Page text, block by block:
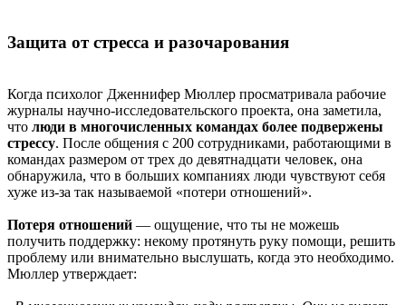
Защита от стресса и разочарования
Когда психолог Дженнифер Мюллер просматривала рабочие
журналы научно-исследовательского проекта, она заметила,
что люди в многочисленных командах более подвержены
стрессу. После общения с 200 сотрудниками, работающими в
командах размером от трех до девятнадцати человек, она
обнаружила, что в больших компаниях люди чувствуют себя
хуже из-за так называемой «потери отношений».
Потеря отношений — ощущение, что ты не можешь
получить поддержку: некому протянуть руку помощи, решить
проблему или внимательно выслушать, когда это необходимо.
Мюллер утверждает: